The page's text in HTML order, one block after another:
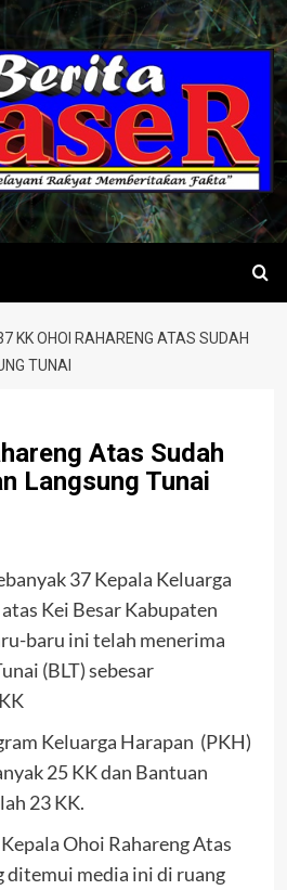
KK OHOI RAHARENG ATAS SUDAH
TUNAI
Atas Sudah
Langsung Tunai
37 Kepala Keluarga
Kei Besar Kabupaten
baru ini telah menerima
(BLT) sebesar
Keluarga Harapan (PKH)
25 KK dan Bantuan
23 KK.
Ohoi Rahareng Atas
ditemui media ini di ruang